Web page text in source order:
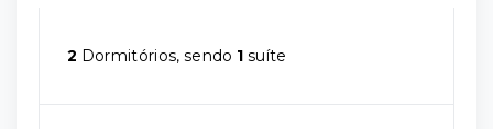
2 Dormitórios, sendo 1 suíte